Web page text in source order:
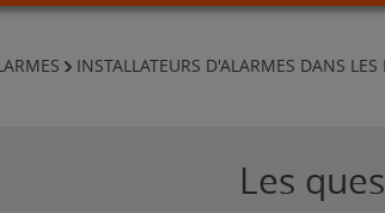
INSTALLATEURS D'ALARMES DANS
Les